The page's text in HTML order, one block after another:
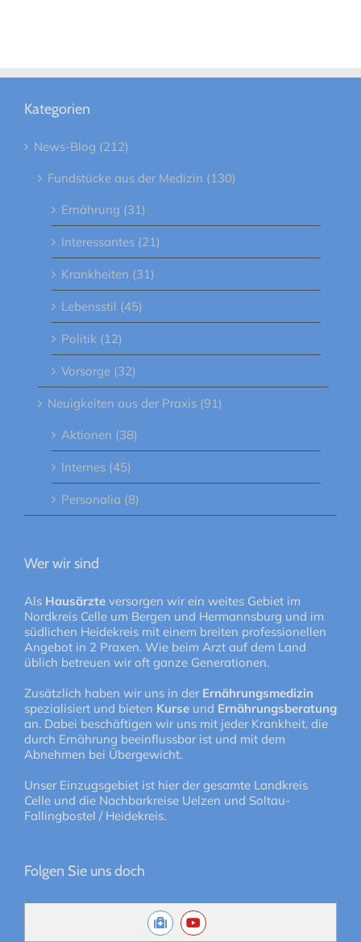
Kategorien
News-Blog (212)
Fundstücke aus der Medizin (130)
Ernährung (31)
Interessantes (21)
Krankheiten (31)
Lebensstil (45)
Politik (12)
Vorsorge (32)
Neuigkeiten aus der Praxis (91)
Aktionen (38)
Internes (45)
Personalia (8)
Wer wir sind
Als Hausärzte versorgen wir ein weites Gebiet im
Nordkreis Celle um Bergen und Hermannsburg und im
südlichen Heidekreis mit einem breiten professionellen
Angebot in 2 Praxen. Wie beim Arzt auf dem Land
üblich betreuen wir oft ganze Generationen.
Zusätzlich haben wir uns in der Ernährungsmedizin
spezialisiert und bieten Kurse und Ernährungsberatung
an. Dabei beschäftigen wir uns mit jeder Krankheit, die
durch Ernährung beeinflussbar ist und mit dem
Abnehmen bei Übergewicht.
Unser Einzugsgebiet ist hier der gesamte Landkreis
Celle und die Nachbarkreise Uelzen und Soltau-
Fallingbostel / Heidekreis.
Folgen Sie uns doch